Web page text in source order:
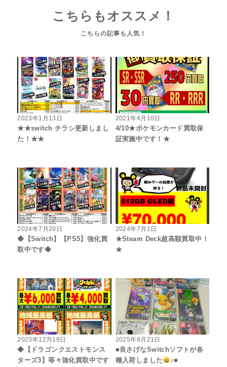
こちらもオススメ！
2023年1月13日
★★switch チラシ更新しまし
た！★★
2021年4月10日
4/10★ポケモンカード買取保
証実施中です！★
2024年7月20日
◆【Switch】【PS5】強化買
取中です◆
2024年7月1日
★Steam Deck超高額買取中！
★
2023年12月19日
◆【ドラゴンクエストモンス
ターズ3】等々強化買取中です
2025年8月21日
■良さげなSwitchソフトが各
種入荷しました
♪■